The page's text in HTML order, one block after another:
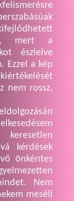
mert a
észlelve
Ezzel a kép
nem rossz,
kérdések
önkéntes
Nem
meséli